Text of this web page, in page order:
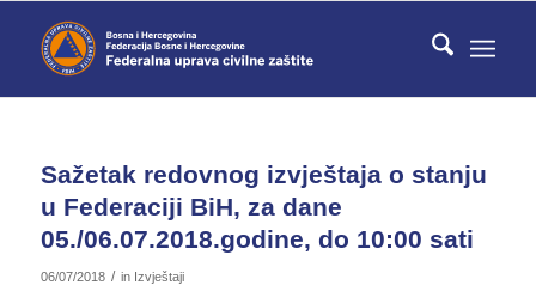
Sažetak redovnog izvještaja o stanju
u Federaciji BiH, za dane
05./06.07.2018.godine, do 10:00 sati
06/07/2018 / in Izvještaji